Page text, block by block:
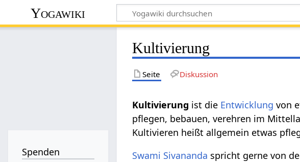
Yogawiki
Kultivierung
Seite Diskussion
ist die Entwicklung von
pflegen, bebauen, verehren im
Kultivieren heißt allgemein etwas
Swami Sivananda spricht gerne von
Spenden